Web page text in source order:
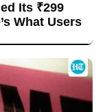
Its ₹299
What Users